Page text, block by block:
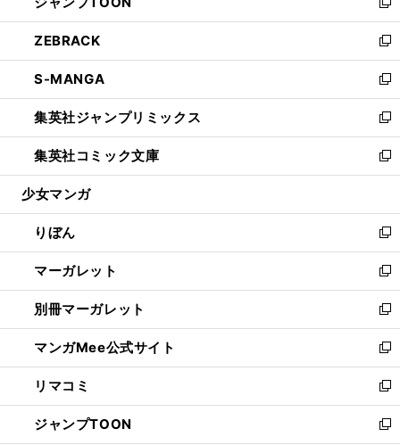
開
く
ド
ウ
で
開
く
ィ
ン
ド
ウ
で
開
く
い
ウ
ィ
ン
ド
ウ
で
開
く
新
し
い
ウ
ィ
ン
ド
ウ
で
開
ZEBRACK
新
し
い
ウ
ィ
ン
ド
ウ
開
く
S-MANGA
新
し
い
ウ
ィ
ン
ウ
で
開
く
集英社ジャンプリミックス
新
し
い
ウ
ン
ド
ウ
で
開
く
集英社コミック文庫
新
し
ウ
ィ
ン
ド
ウ
で
開
く
少女マンガ
りぼん
新
し
い
ウ
ィ
ン
ド
ウ
で
開
く
マーガレット
新
し
い
ウ
ィ
ン
ド
ウ
で
別冊マーガレット
新
し
い
ウ
ィ
ン
ド
マンガMee公式サイト
新
し
い
ウ
ィ
リマコミ
新
し
い
ジャンプTOON
新